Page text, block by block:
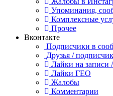
Упоминания,
Комплексные
Прочее
Вконтакте
Подписчики в
Друзья /
Лайки на записи
Лайки ГЕО
Жалобы
Комментарии